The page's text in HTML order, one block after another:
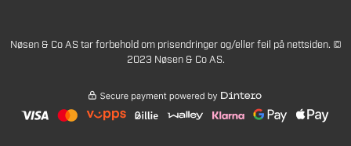
Nøsen & Co AS tar forbehold om prisendringer og/eller feil på nettsiden. ©
2023 Nøsen & Co AS.